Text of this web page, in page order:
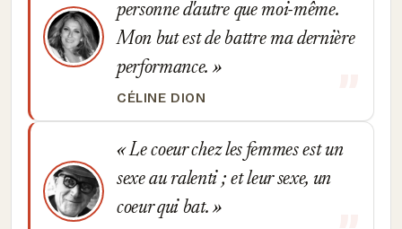
personne d'autre que moi-même.
Mon but est de battre ma dernière
performance.
CÉLINE DION
Le coeur chez les femmes est un
sexe au ralenti ; et leur sexe, un
coeur qui bat.